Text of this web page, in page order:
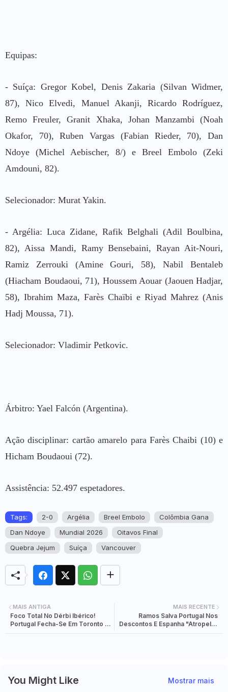
Equipas:
- Suíça: Gregor Kobel, Denis Zakaria (Silvan Widmer,
87), Nico Elvedi, Manuel Akanji, Ricardo Rodríguez,
Remo Freuler, Granit Xhaka, Johan Manzambi (Noah
Okafor, 70), Ruben Vargas (Fabian Rieder, 70), Dan
Ndoye (Michel Aebischer, 8/) e Breel Embolo (Zeki
Amdouni, 82).
Selecionador: Murat Yakin.
- Argélia: Luca Zidane, Rafik Belghali (Adil Boulbina,
82), Aissa Mandi, Ramy Bensebaini, Rayan Ait-Nouri,
Ramiz Zerrouki (Amine Gouri, 58), Nabil Bentaleb
(Hiacham Boudaoui, 71), Houssem Aouar (Jaouen Hadjar,
58), Ibrahim Maza, Farès Chaïbi e Riyad Mahrez (Anis
Hadj Moussa, 71).
Selecionador: Vladimir Petkovic.
Árbitro: Yael Falcón (Argentina).
Ação disciplinar: cartão amarelo para Farès Chaibi (10) e
Hicham Boudaoui (72).
Assistência: 52.497 espetadores.
Tags: 2-0 Argélia Breel Embolo
Colômbia Gana
Dan Ndoye
Mundial 2026
Oitavos Final
Quebra Jejum
Suíça Vancouver
MAIS RECENTE
Ramos Salva Portugal Nos
Descontos E Espanha "Atropela"
MAIS ANTIGA
Foco Total No Dérbi Ibérico!
Portugal Fecha-Se Em Toronto E
You Might Like Mostrar mais